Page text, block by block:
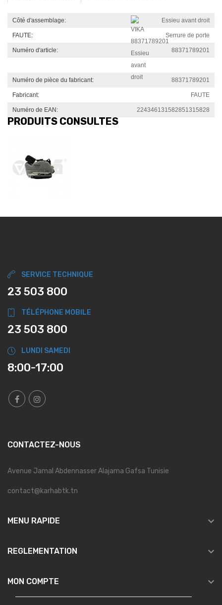
Côté d'assemblage: Essieu avant droit
FAUTE: Serrure de porte
Numéro d'article: 88371789201
Numéro de pièce du fabricant: 88371789201
Fabricant: FAUTE
Numéro de EAN: 224346131582851315828
PRODUITS CONSULTÉS
SERVICE TECHNIQUE
23 503 800
TÉLÉPHONE MOBILE
23 503 800
LUNDI SAMEDI
8:00-17:00
CONTACTEZ-NOUS
Avenue Jamal Abdennasser Alajama Gafsa Tunisie
contact@karhabtk.tn
MENU RAPIDE 
REGLEMENTATION 
MON COMPTE 